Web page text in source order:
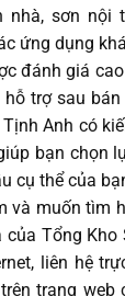
nhà, sơn nội
ứng dụng
đánh giá
trợ sau
Anh có
bạn chọn
cụ thể của
và muốn tìm
Tổng Kho
liên hệ
trang web